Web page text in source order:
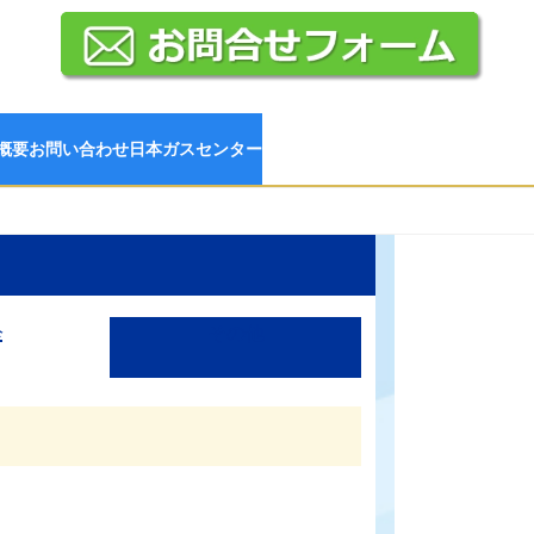
要お問い合わせ日本ガスセンター